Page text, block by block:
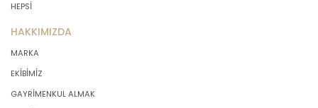
HEPSİ
HAKKIMIZDA
MARKA
EKİBİMİZ
GAYRİMENKUL ALMAK